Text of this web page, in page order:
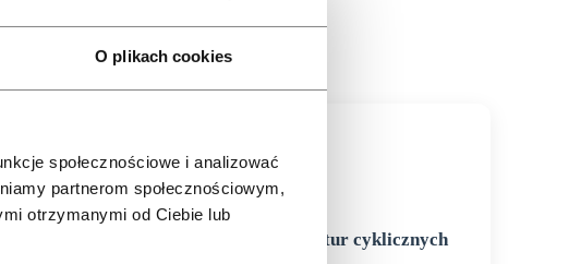
O plikach cookies
społecznościowe i analizować
partnerom społecznościowym,
otrzymanymi od Ciebie lub
nam ufają
Anna
Ustawiłam wystawianie faktur cyklicznych